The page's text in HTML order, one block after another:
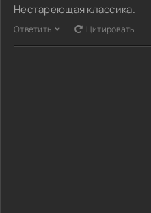
Нестареющая классика.
Ответить Цитировать